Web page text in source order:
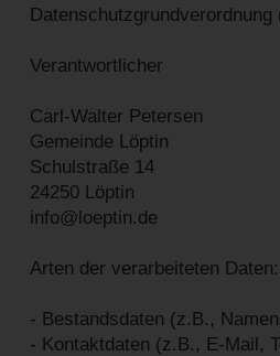
Datenschutzgrundverordnung
Verantwortlicher
Carl-Walter Petersen
Gemeinde Löptin
Schulstraße 14
24250 Löptin
info@loeptin.de
Arten der verarbeiteten Daten:
- Bestandsdaten (z.B.,
- Kontaktdaten (z.B., E-Mail,